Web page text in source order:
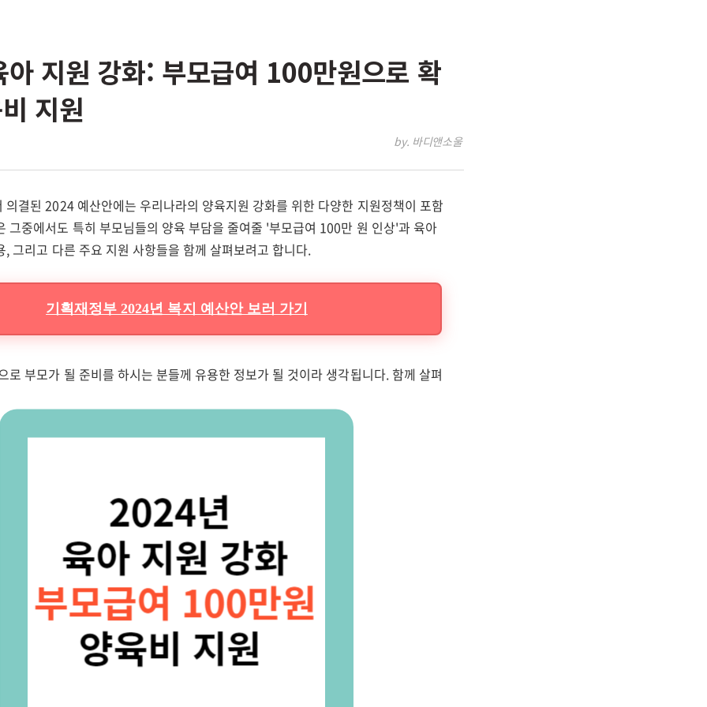
지원 강화: 부모급여 100만원으로 확
지원
by. 바디앤소울
의결된 2024 예산안에는 우리나라의 양육지원 강화를 위한 다양한 지원정책이 포함
그중에서도 특히 부모님들의 양육 부담을 줄여줄 '부모급여 100만 원 인상'과 육아
, 그리고 다른 주요 지원 사항들을 함께 살펴보려고 합니다.
기획재정부 2024년 복지 예산안 보러 가기
로 부모가 될 준비를 하시는 분들께 유용한 정보가 될 것이라 생각됩니다. 함께 살펴